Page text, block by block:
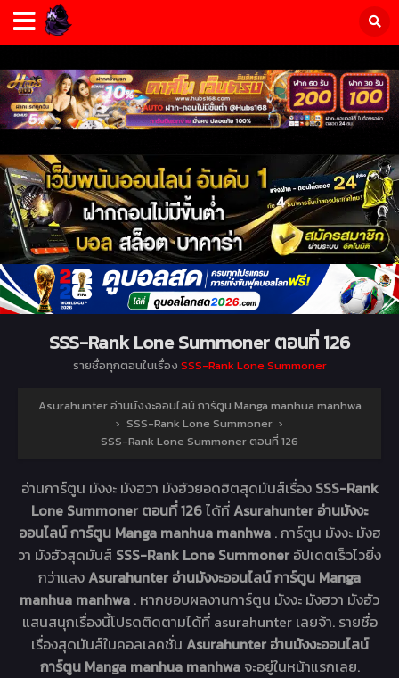
SSS-Rank Lone Summoner ตอนที่ 126
รายชื่อทุกตอนในเรื่อง SSS-Rank Lone Summoner
Asurahunter อ่านมังงะออนไลน์ การ์ตูน Manga manhua manhwa
› SSS-Rank Lone Summoner ›
SSS-Rank Lone Summoner ตอนที่ 126
อ่านการ์ตูน มังงะ มังฮวา มังฮัวยอดฮิตสุดมันส์เรื่อง SSS-Rank
Lone Summoner ตอนที่ 126ได้ที่Asurahunter อ่านมังงะ
ออนไลน์ การ์ตูน Manga manhua manhwa . การ์ตูน มังงะ มังฮ
วา มังฮัวสุดมันส์ SSS-Rank Lone Summoner อัปเดตเร็วไวยิ่ง
กว่าแสงAsurahunter อ่านมังงะออนไลน์ การ์ตูน Manga
manhua manhwa . หากชอบผลงานการ์ตูน มังงะ มังฮวา มังฮัว
แสนสนุกเรื่องนี้โปรดติดตามได้ที่ asurahunter เลยจ้า. รายชื่อ
เรื่องสุดมันส์ในคอลเลคชั่น Asurahunter อ่านมังงะออนไลน์
การ์ตูน Manga manhua manhwa จะอยู่ในหน้าแรกเลย.